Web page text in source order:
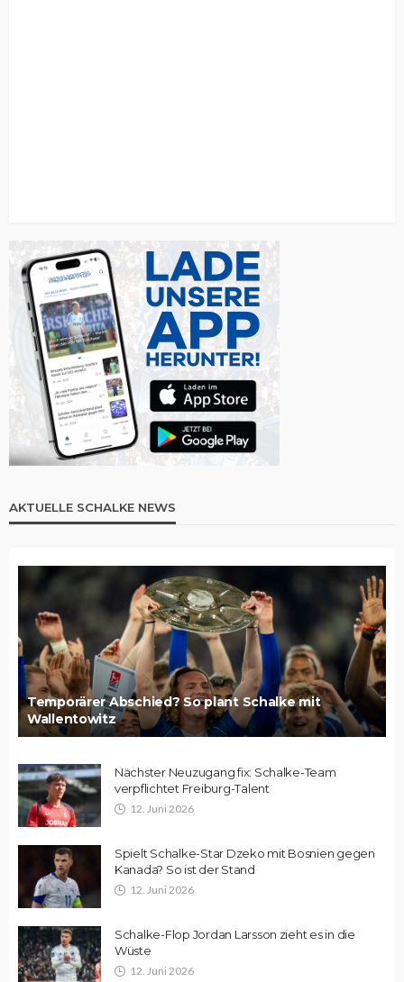
AKTUELLE SCHALKE NEWS
Temporärer Abschied? So plant Schalke mit
Wallentowitz
Nächster Neuzugang fix: Schalke-Team
verpflichtet Freiburg-Talent
12. Juni 2026
Spielt Schalke-Star Dzeko mit Bosnien gegen
Kanada? So ist der Stand
12. Juni 2026
Schalke-Flop Jordan Larsson zieht es in die
Wüste
12. Juni 2026